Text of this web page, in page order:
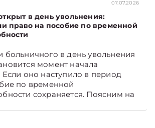
и эксплуатацией
в частности –
пункта? Рассмотрим
Подписывайтесь
— раньше, чем в новостях
07.07.2026
в день увольнения:
право на пособие по временной
больничного в день увольнения
момент начала
Если оно наступило в период
по временной
сохраняется. Поясним на